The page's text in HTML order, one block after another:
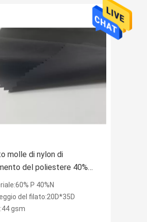
molle di nylon di
del poliestere 40%
Downproof 44GSM
per il rivestimento di
P 40%N
del filato:20D*35D
gsm